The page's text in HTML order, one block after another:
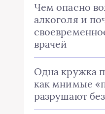
Чем опасно
алкоголя и
врачей
Одна кружка
как мнимые
разрушают